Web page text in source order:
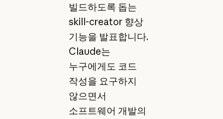
빌드하도록 돕는
skill-creator 향상
기능을 발표합니다.
Claude는
누구에게도 코드
작성을 요구하지
않으면서
소프트웨어 개발의